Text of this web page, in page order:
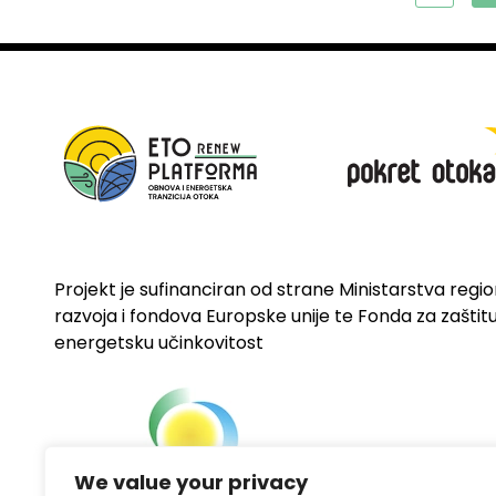
We value your privacy
Projekt je sufinanciran od strane Ministarstva
razvoja i fondova Europske unije te Fonda za
energetsku učinkovitost